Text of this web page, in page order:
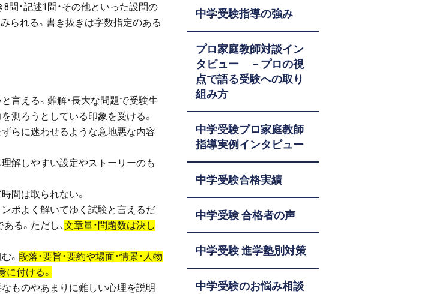
問・記述1問・その他といった設問の
られる。書き抜きは字数指定のある
言える。難解・長大な問題で受験生
測ろうとしている印象を受ける。
らに迷わせるような意地悪な内容
解しやすい設定やストーリーのも
間は取られない。
ンポよく解いてゆく試験と言えるだ
る。ただし、文章量・問題数は決し
。 段落・要旨・要約や場面・情景・人物
付ける。
ものやあまりに難しい心理を説明
中学受験指導の強み
プロ家庭教師対談イン
タビュー －プロの視
点で語る受験への取り
組み方
中学受験プロ家庭教師
指導実例インタビュー
中学受験合格実績
中学受験 合格者の声
中学受験 進学塾別対策
中学受験のお悩み相談